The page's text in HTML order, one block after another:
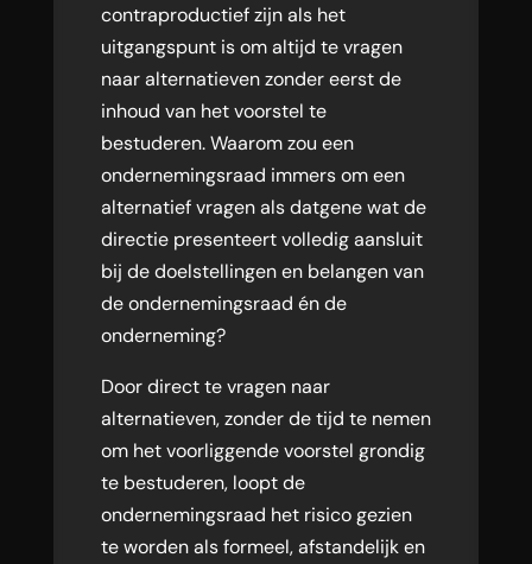
contraproductief zijn als het
uitgangspunt is om altijd te vragen
naar alternatieven zonder eerst de
inhoud van het voorstel te
bestuderen. Waarom zou een
ondernemingsraad immers om een
alternatief vragen als datgene wat de
directie presenteert volledig aansluit
bij de doelstellingen en belangen van
de ondernemingsraad én de
onderneming?
Door direct te vragen naar
alternatieven, zonder de tijd te nemen
om het voorliggende voorstel grondig
te bestuderen, loopt de
ondernemingsraad het risico gezien
te worden als formeel, afstandelijk en